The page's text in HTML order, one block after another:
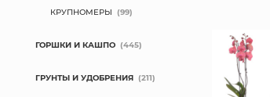
КРУПНОМЕРЫ (99)
ГОРШКИ И КАШПО (445)
ГРУНТЫ И УДОБРЕНИЯ (211)